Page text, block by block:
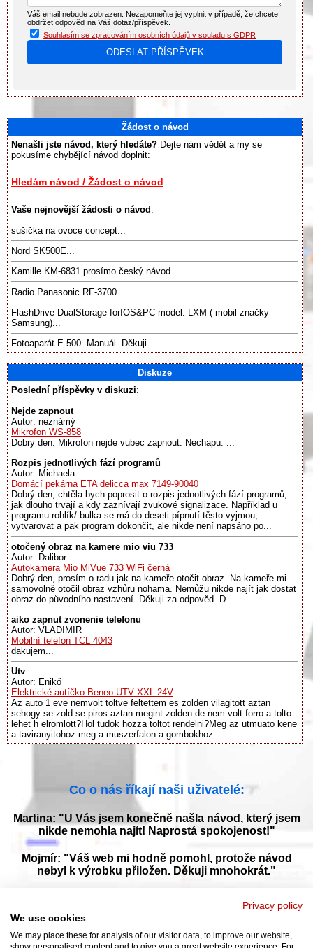
Váš email nebude zobrazen. Nezapomeňte jej vyplnit v případě, že chcete
obdržet odpověď na Váš dotaz/příspěvek.
Souhlasím se zpracováním osobních údajů v souladu s GDPR
Žádost o návod
Nenašli jste návod, který hledáte? Dejte nám vědět a my se
pokusíme chybějící návod doplnit:
Hledám návod / Žádost o návod
Vaše nejnovější žádosti o návod :
sušička na ovoce concept...
Nord SK500E...
Kamille KM-6831 prosímo český návod...
Radio Panasonic RF-3700...
FlashDrive-DualStorage forIOS&PC model: LXM ( mobil značky
Samsung)...
Fotoaparát E-500. Manuál. Děkuji. ...
Diskuze
Poslední příspěvky v diskuzi:
Nejde zapnout
Autor: neznámý
Mikrofon WS-858
Dobry den. Mikrofon nejde vubec zapnout. Nechapu. ...
Rozpis jednotlivých fází programů
Autor: Michaela
Domácí pekárna ETA delicca max 7149-90040
Dobrý den, chtěla bych poprosit o rozpis jednotlivých fází programů,
jak dlouho trvají a kdy zaznívají zvukové signalizace. Například u
programu rohlík/ bulka se má do deseti pípnutí těsto vyjmou,
vytvarovat a pak program dokončit, ale nikde není napsáno po...
otočený obraz na kamere mio viu 733
Autor: Dalibor
Autokamera Mio MiVue 733 WiFi černá
Dobrý den, prosím o radu jak na kameře otočit obraz. Na kameře mi
samovolně otočil obraz vzhůru nohama. Nemůžu nikde najít jak dostat
obraz do původního nastavení. Děkuji za odpověd. D. ...
aiko zapnut zvonenie telefonu
Autor: VLADIMIR
Mobilní telefon TCL 4043
dakujem...
Utv
Autor: Enikő
Elektrické autíčko Beneo UTV XXL 24V
Az auto 1 eve nemvolt toltve feltettem es zolden vilagitott aztan
sehogy se zold se piros aztan megint zolden de nem volt forro a tolto
lehet h elromlott?Hol tudok hozza toltot rendelni?Meg az utmuato kene
a taviranyitohoz meg a muszerfalon a gombokhoz.....
Co o nás říkají naši uživatelé:
Martina: "U Vás jsem konečně našla návod, který jsem
nikde nemohla najít! Naprostá spokojenost!"
Mojmír: "Váš web mi hodně pomohl, protože návod
nebyl k výrobku přiložen. Děkuji mnohokrát."
Privacy policy
We use cookies
We may place these for analysis of our visitor data, to improve our website,